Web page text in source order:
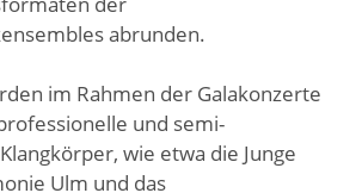
abrunden.
im Rahmen der Galakonzerte
und semi-
wie etwa die Junge
Ulm und das